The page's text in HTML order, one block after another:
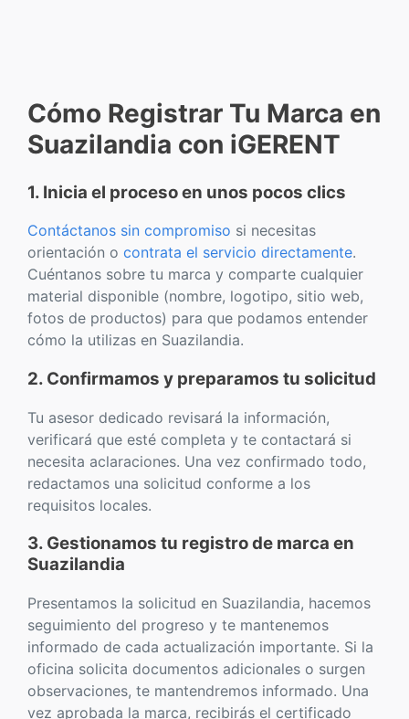
Cómo Registrar Tu Marca en
Suazilandia con iGERENT
1. Inicia el proceso en unos pocos clics
Contáctanos sin compromiso si necesitas
orientación o contrata el servicio directamente.
Cuéntanos sobre tu marca y comparte cualquier
material disponible (nombre, logotipo, sitio web,
fotos de productos) para que podamos entender
cómo la utilizas en Suazilandia.
2. Confirmamos y preparamos tu solicitud
Tu asesor dedicado revisará la información,
verificará que esté completa y te contactará si
necesita aclaraciones. Una vez confirmado todo,
redactamos una solicitud conforme a los
requisitos locales.
3. Gestionamos tu registro de marca en
Suazilandia
Presentamos la solicitud en Suazilandia, hacemos
seguimiento del progreso y te mantenemos
informado de cada actualización importante. Si la
oficina solicita documentos adicionales o surgen
observaciones, te mantendremos informado. Una
vez aprobada la marca, recibirás el certificado